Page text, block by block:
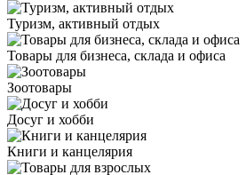
Туризм, активный отдых
Товары для бизнеса, склада и офиса
Зоотовары
Досуг и хобби
Книги и канцелярия